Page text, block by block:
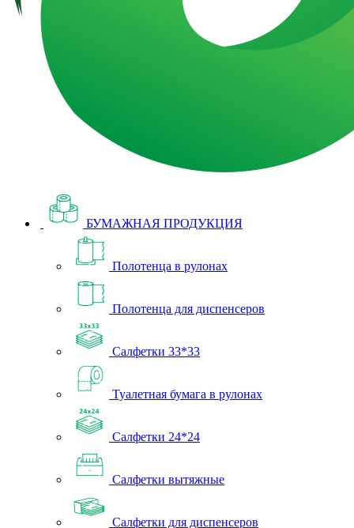
БУМАЖНАЯ ПРОДУКЦИЯ
Полотенца в рулонах
Полотенца для диспенсеров
Салфетки 33*33
Туалетная бумага в рулонах
Салфетки 24*24
Салфетки вытяжные
Салфетки для диспенсеров